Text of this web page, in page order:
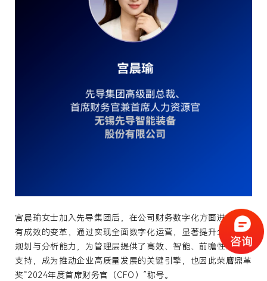
宫晨瑜女士加入先导集团后， 在公司 财务数字化方面进行 了卓
有成效的变革 ，通过实现全面数字化运营，显著提升企业财务
规划与分析能力，为管理层提供了高效、智能、前瞻性的决策
支持，成为推动企业高质量发展的关键引擎，也因此荣膺鼎革
奖“2024年度首席财务官（CFO）”称号。